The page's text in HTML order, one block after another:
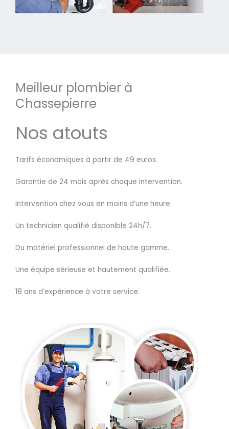
Meilleur plombier à
Chassepierre
Nos atouts
Tarifs économiques à partir de 49 euros.
Garantie de 24 mois après chaque intervention.
Intervention chez vous en moins d’une heure.
Un technicien qualifié disponible 24h/7.
Du matériel professionnel de haute gamme.
Une équipe sérieuse et hautement qualifiée.
18 ans d’expérience à votre service.